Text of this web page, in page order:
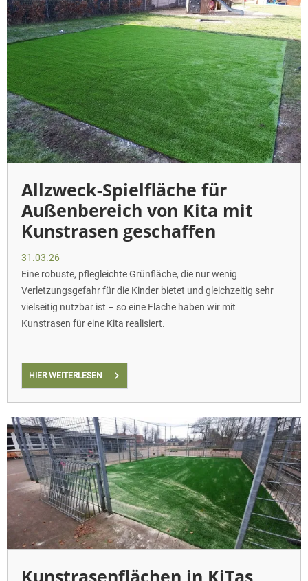
Allzweck-Spielfläche für
Außenbereich von Kita mit
Kunstrasen geschaffen
31.03.26
Eine robuste, pflegleichte Grünfläche, die nur wenig
Verletzungsgefahr für die Kinder bietet und gleichzeitig sehr
vielseitig nutzbar ist – so eine Fläche haben wir mit
Kunstrasen für eine Kita realisiert.
HIER WEITERLESEN
Kunstrasenflächen in KiTas